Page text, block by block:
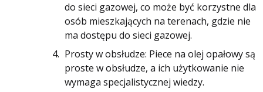
do sieci gazowej, co może być korzystne dla
osób mieszkających na terenach, gdzie nie
ma dostępu do sieci gazowej.
Prosty w obsłudze: Piece na olej opałowy są
proste w obsłudze, a ich użytkowanie nie
wymaga specjalistycznej wiedzy.